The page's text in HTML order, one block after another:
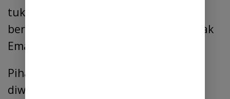
tukang rusuh, hari ini juga harus
berangkat dari sini ujar salah satu Emak
Emak .
Pihak keamanan harus menjaga ketad,
diwaspadai warga Pantai Labu akan